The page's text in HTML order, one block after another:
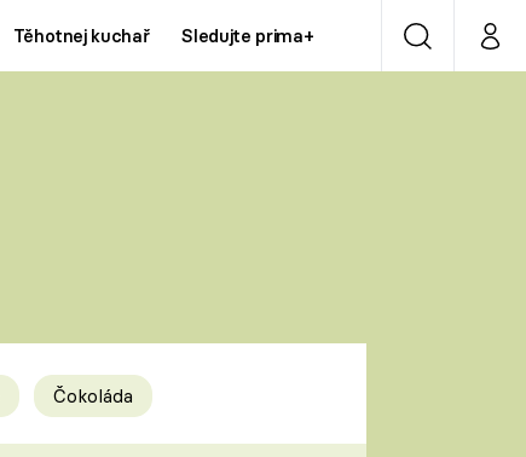
Těhotnej kuchař Sledujte prima+ VyhledáváníMůj
Prima LAJK
Čokoláda